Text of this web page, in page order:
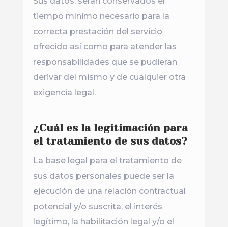
tiempo mínimo necesario para la
correcta prestación del servicio
ofrecido así como para atender las
responsabilidades que se pudieran
derivar del mismo y de cualquier otra
exigencia legal.
¿Cuál es la legitimación para
el tratamiento de sus datos?
La base legal para el tratamiento de
sus datos personales puede ser la
ejecución de una relación contractual
potencial y/o suscrita, el interés
legítimo, la habilitación legal y/o el